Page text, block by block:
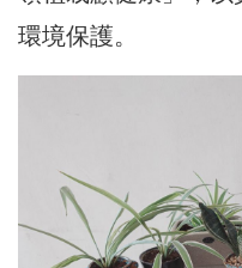
環境保護。